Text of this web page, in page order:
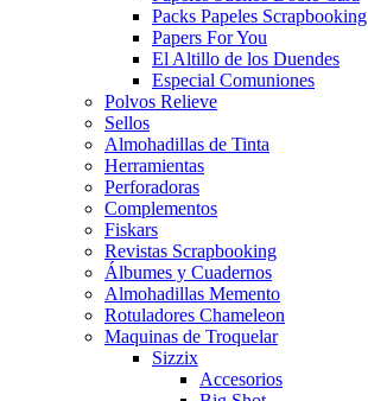
Packs Papeles Scrapbooking
Papers For You
El Altillo de los Duendes
Especial Comuniones
Polvos Relieve
Sellos
Almohadillas de Tinta
Herramientas
Perforadoras
Complementos
Fiskars
Revistas Scrapbooking
Álbumes y Cuadernos
Almohadillas Memento
Rotuladores Chameleon
Maquinas de Troquelar
Sizzix
Accesorios